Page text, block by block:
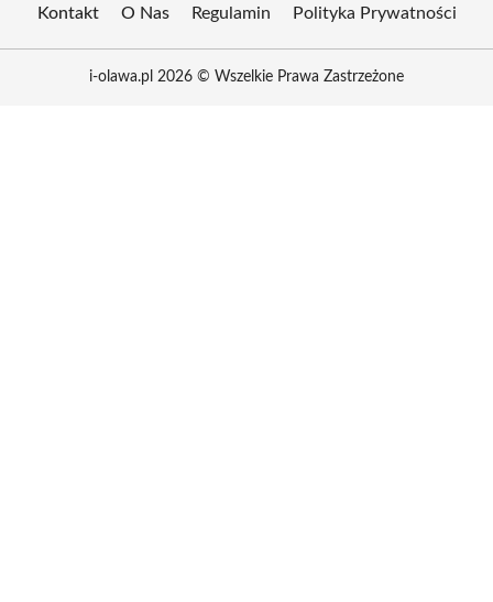
Kontakt O Nas Regulamin Polityka Prywatności
i-olawa.pl 2026 © Wszelkie Prawa Zastrzeżone